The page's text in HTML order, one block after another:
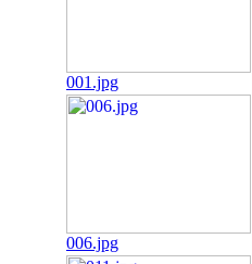
001.jpg
006.jpg